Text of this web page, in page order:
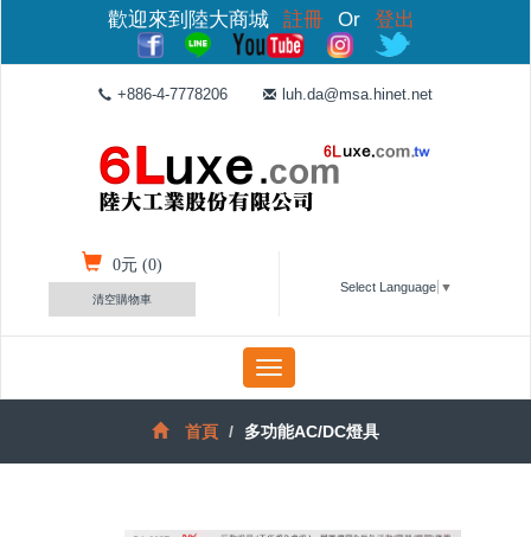
歡迎來到陸大商城 註冊 Or 登出
+886-4-7778206 luh.da@msa.hinet.net
Select Language ▼
0元 (0)
清空購物車
Toggle
navigation
首頁
多功能AC/DC燈具